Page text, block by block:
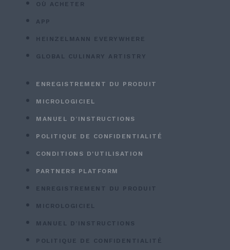
OÙ ACHETER
APP
HEINZELMANN EVERYWHERE
GLOBAL CULINARY ARTISTRY
ENREGISTREMENT DU PRODUIT
MICROLOGICIEL
MANUEL D’INSTRUCTIONS
POLITIQUE DE CONFIDENTIALITÉ
CONDITIONS D'UTILISATION
PARTNERS PLATFORM
ENREGISTREMENT DU PRODUIT
MICROLOGICIEL
MANUEL D’INSTRUCTIONS
POLITIQUE DE CONFIDENTIALITÉ